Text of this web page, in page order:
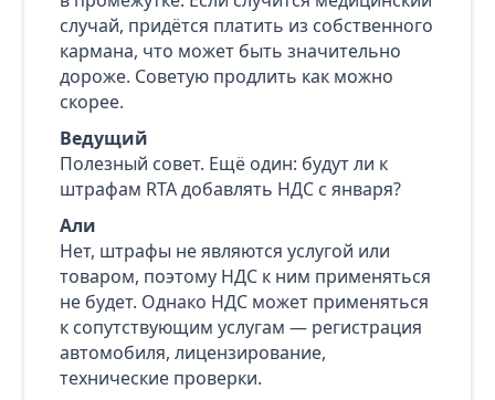
случай, придётся платить из собственного
кармана, что может быть значительно
дороже. Советую продлить как можно
скорее.
Ведущий
Полезный совет. Ещё один: будут ли к
штрафам RTA добавлять НДС с января?
Али
Нет, штрафы не являются услугой или
товаром, поэтому НДС к ним применяться
не будет. Однако НДС может применяться
к сопутствующим услугам — регистрация
автомобиля, лицензирование,
технические проверки.